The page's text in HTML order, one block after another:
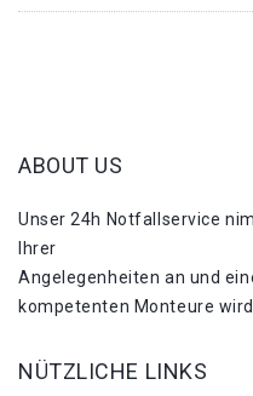
ABOUT US
Unser 24h Notfallservice
Ihrer
Angelegenheiten an und
kompetenten Monteure
NÜTZLICHE LINKS